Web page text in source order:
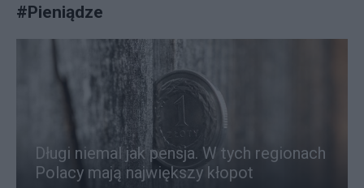
#Pieniądze
Długi niemal jak pensja. W tych regionach
Polacy mają największy kłopot